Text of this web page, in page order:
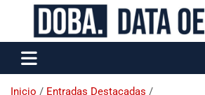
Data Oeste BA
Inicio
Entradas Destacadas